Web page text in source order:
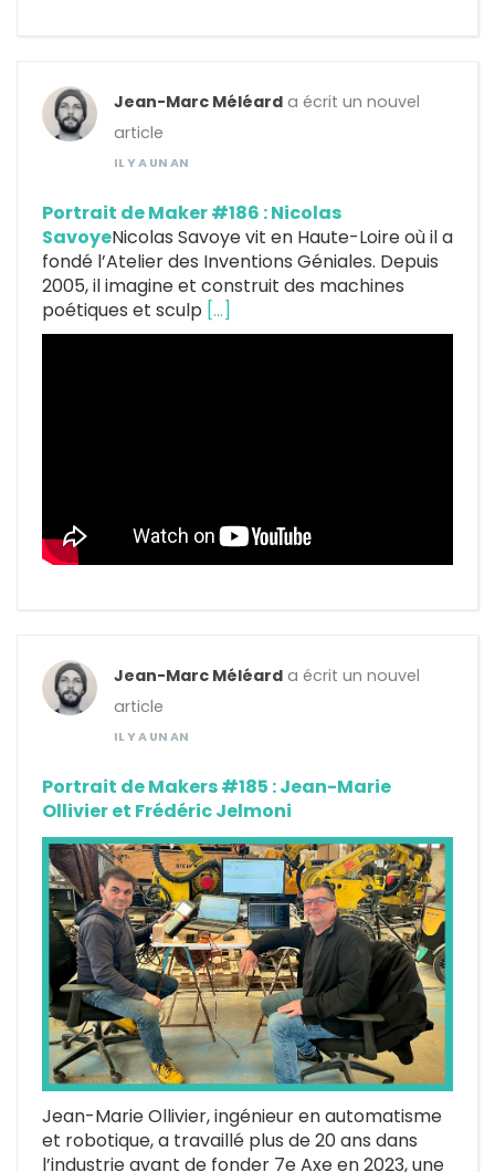
Jean-Marc Méléard a écrit un nouvel
article
IL Y A UN AN
Portrait de Maker #186 : Nicolas
SavoyeNicolas Savoye vit en Haute-Loire où il a
fondé l’Atelier des Inventions Géniales. Depuis
2005, il imagine et construit des machines
poétiques et sculp […]
Jean-Marc Méléard a écrit un nouvel
article
IL Y A UN AN
Portrait de Makers #185 : Jean-Marie
Ollivier et Frédéric Jelmoni
Jean-Marie Ollivier, ingénieur en automatisme
et robotique, a travaillé plus de 20 ans dans
l’industrie avant de fonder 7e Axe en 2023, une